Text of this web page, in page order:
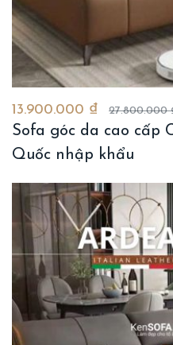
13.900.000 ₫ 27.800.000
Sofa góc da cao cấp
Quốc nhập khẩu